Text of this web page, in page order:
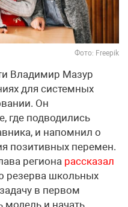
Фото: Freepik
Владимир Мазур
для системных
Он
где подводились
и напомнил о
позитивных перемен.
региона рассказал
резерва школьных
в первом
модель и начать